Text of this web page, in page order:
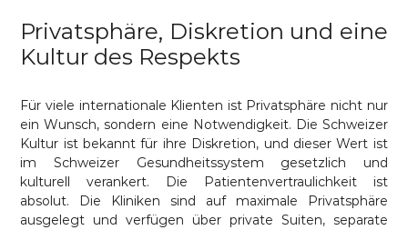
Privatsphäre, Diskretion und eine
Kultur des Respekts
Für viele internationale Klienten ist Privatsphäre nicht nur
ein Wunsch, sondern eine Notwendigkeit. Die Schweizer
Kultur ist bekannt für ihre Diskretion, und dieser Wert ist
im Schweizer Gesundheitssystem gesetzlich und
kulturell verankert. Die Patientenvertraulichkeit ist
absolut. Die Kliniken sind auf maximale Privatsphäre
ausgelegt und verfügen über private Suiten, separate